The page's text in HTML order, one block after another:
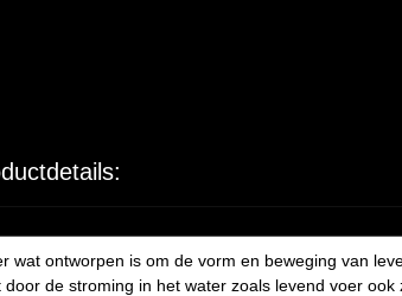
wat ontworpen is om de vorm en beweging van
de stroming in het water zoals levend voer